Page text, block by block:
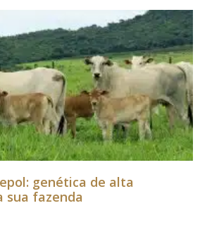
genética de alta
sua fazenda